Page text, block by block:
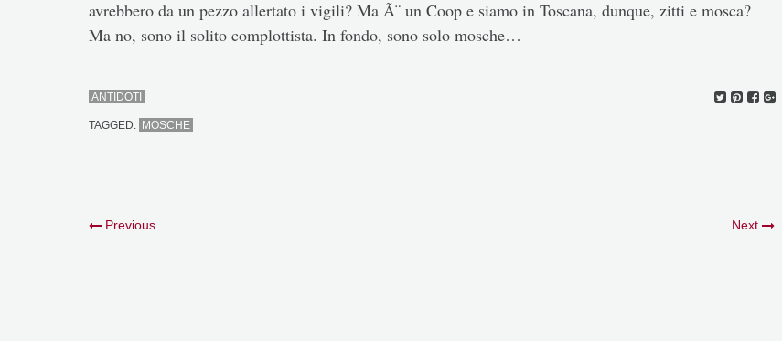
avrebbero da un pezzo allertato i vigili? Ma Ã¨ un Coop e siamo in Toscana, dunque, zitti e mosca?
Ma no, sono il solito complottista. In fondo, sono solo mosche…
ANTIDOTI
TAGGED: MOSCHE
Previous Next